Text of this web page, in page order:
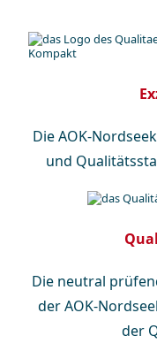
Die AOK-
und
Die neutral
der AOK-
der